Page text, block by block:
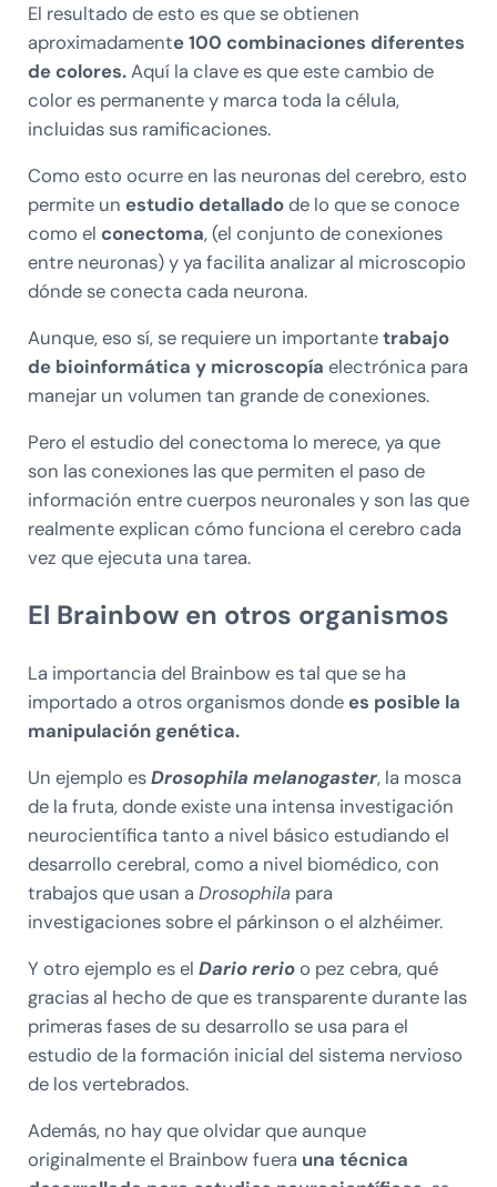
El resultado de esto es que se obtienen
aproximadamente 100 combinaciones diferentes
de colores.Aquí la clave es que este cambio de
color es permanente y marca toda la célula,
incluidas sus ramificaciones.
Como esto ocurre en las neuronas del cerebro, esto
permite un estudio detalladode lo que se conoce
como el conectoma, (el conjunto de conexiones
entre neuronas) y ya facilita analizar al microscopio
dónde se conecta cada neurona.
Aunque, eso sí, se requiere un importantetrabajo
de bioinformática y microscopía electrónica para
manejar un volumen tan grande de conexiones.
Pero el estudio del conectoma lo merece, ya que
son las conexiones las que permiten el paso de
información entre cuerpos neuronales y son las que
realmente explican cómo funciona el cerebro cada
vez que ejecuta una tarea.
El Brainbow en otros organismos
La importancia del Brainbow es tal que se ha
importado a otros organismos donde es posible la
manipulación genética.
Un ejemplo esDrosophila melanogaster, la mosca
de la fruta, donde existe una intensa investigación
neurocientífica tanto a nivel básico estudiando el
desarrollo cerebral, como a nivel biomédico, con
trabajos que usan a Drosophilapara
investigaciones sobre el párkinson o el alzhéimer.
Y otro ejemplo es el Dario rerioo pez cebra, qué
gracias al hecho de que es transparente durante las
primeras fases de su desarrollo se usa para el
estudio de la formación inicial del sistema nervioso
de los vertebrados.
Además, no hay que olvidar que aunque
originalmente el Brainbow fuera una técnica